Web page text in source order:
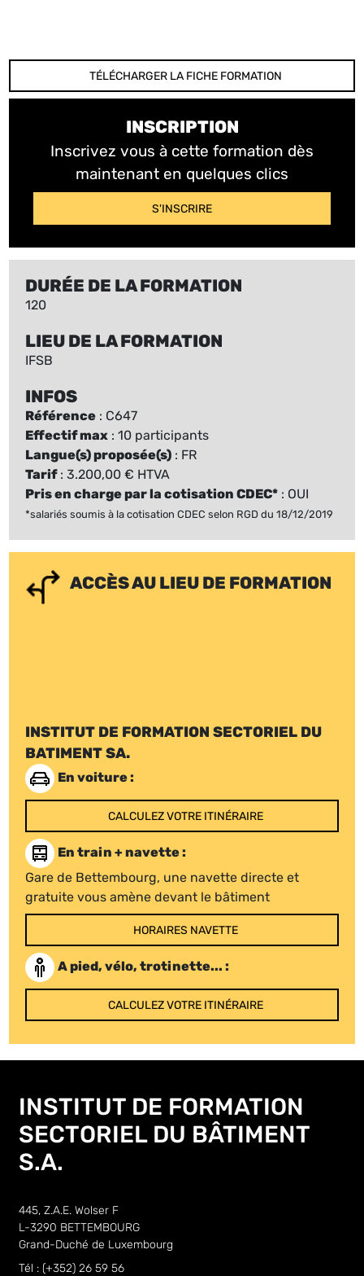
TÉLÉCHARGER LA FICHE FORMATION
INSCRIPTION
Inscrivez vous à cette formation dès
maintenant en quelques clics
S'INSCRIRE
DURÉE DE LA FORMATION
120
LIEU DE LA FORMATION
IFSB
INFOS
Référence : C647
Effectif max : 10 participants
Langue(s) proposée(s) : FR
Tarif: 3.200,00 € HTVA
Pris en charge par la cotisation CDEC* : OUI
*salariés soumis à la cotisation CDEC selon RGD du 18/12/2019
ACCÈS AU LIEU DE FORMATION
INSTITUT DE FORMATION SECTORIEL DU
BATIMENT SA.
En voiture :
CALCULEZ VOTRE ITINÉRAIRE
En train + navette :
Gare de Bettembourg, une navette directe et
gratuite vous amène devant le bâtiment
HORAIRES NAVETTE
A pied, vélo, trotinette... :
CALCULEZ VOTRE ITINÉRAIRE
INSTITUT DE FORMATION
SECTORIEL DU BÂTIMENT
S.A.
445, Z.A.E. Wolser F
L-3290 BETTEMBOURG
Grand-Duché de Luxembourg
Tél : (+352) 26 59 56